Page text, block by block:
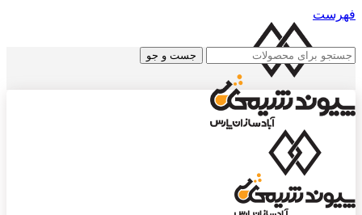
فهرست
جست و جو
ناموجود